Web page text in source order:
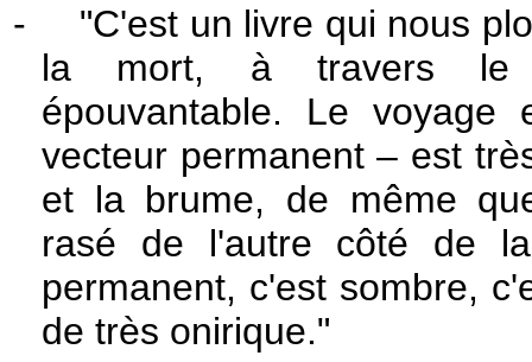
-
"C'est un livre qui nous
la mort, à travers le
épouvantable. Le
vecteur permanent – est
et la brume, de même
rasé de l'autre côté de
permanent, c'est sombre,
de très onirique."